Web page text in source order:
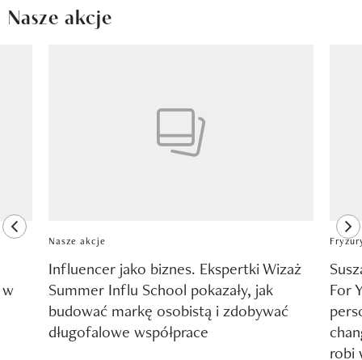
Nasze akcje
previous element
Nasze akcje
Influencer jako biznes. Ekspertki Wizaż
Summer Influ School pokazały, jak
budować markę osobistą i zdobywać
długofalowe współprace
For
robi